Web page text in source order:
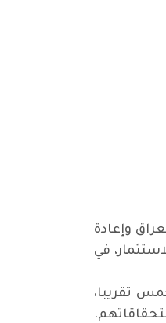
وإعادة
في
تقريبا،